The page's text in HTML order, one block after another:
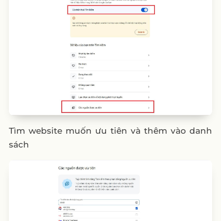
Tìm website muốn ưu tiên và thêm vào danh
sách